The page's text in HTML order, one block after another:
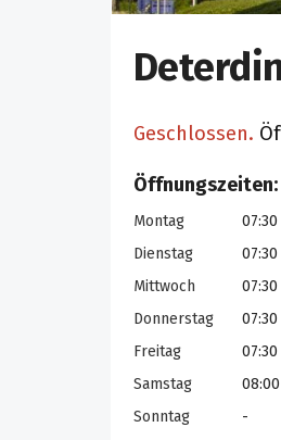
Geschlossen.
Öffnungszeiten:
Montag
Dienstag
Mittwoch
Donnerstag
Freitag
Samstag
Sonntag
-